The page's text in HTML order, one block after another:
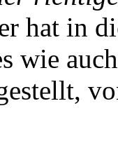
hat in
wie